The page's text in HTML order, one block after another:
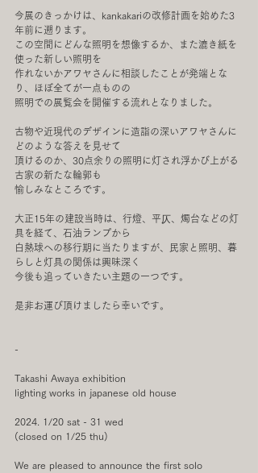
今展のきっかけは、kankakariの改修計画を始めた3
年前に遡ります。
この空間にどんな照明を想像するか、また漉き紙を
使った新しい照明を
作れないかアワヤさんに相談したことが発端とな
り、ほぼ全てが一点ものの
照明での展覧会を開催する流れとなりました。
古物や近現代のデザインに造詣の深いアワヤさんに
どのような答えを見せて
頂けるのか、30点余りの照明に灯され浮かび上がる
古家の新たな輪郭も
愉しみなところです。
大正15年の建設当時は、行燈、平仄、燭台などの灯
具を経て、石油ランプから
白熱球への移行期に当たりますが、民家と照明、暮
らしと灯具の関係は興味深く
今後も追っていきたい主題の一つです。
是非お運び頂けましたら幸いです。
-
Takashi Awaya exhibition
lighting works in japanese old house
2024. 1/20 sat - 31 wed
(closed on 1/25 thu)
We are pleased to announce the first solo